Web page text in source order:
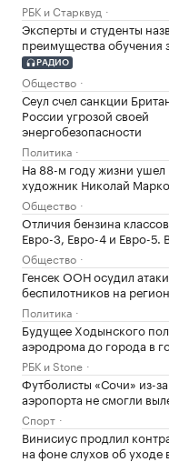
РБК и Старквуд
Эксперты и студенты
преимущества обучения
РАДИО
Общество
Сеул счел санкции
России угрозой своей
энергобезопасности
Политика
На 88-м году жизни ушел
художник Николай
Общество
Отличия бензина
Евро-3, Евро-4 и Евро-5.
Общество
Генсек ООН осудил
беспилотников на
Политика
Будущее Ходынского
аэродрома до города в
РБК и Stone
Футболисты «Сочи» из-
аэропорта не смогли
Спорт
Винисиус продлил
на фоне слухов об уходе